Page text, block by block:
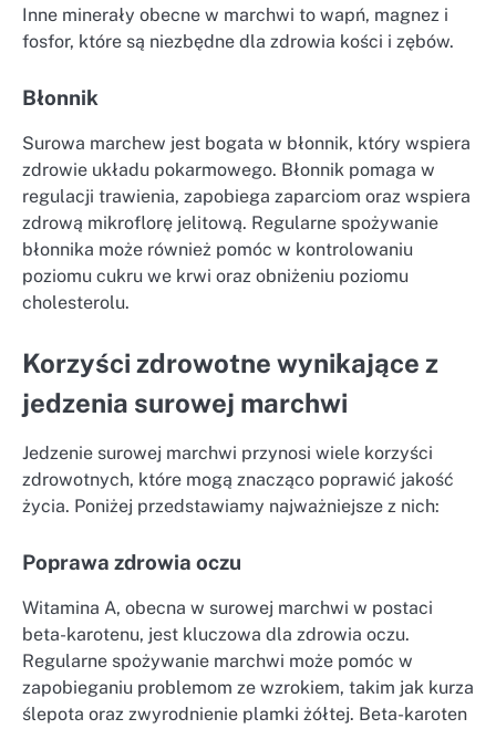
Inne minerały obecne w marchwi to wapń, magnez i
fosfor, które są niezbędne dla zdrowia kości i zębów.
Błonnik
Surowa marchew jest bogata w błonnik, który wspiera
zdrowie układu pokarmowego. Błonnik pomaga w
regulacji trawienia, zapobiega zaparciom oraz wspiera
zdrową mikroflorę jelitową. Regularne spożywanie
błonnika może również pomóc w kontrolowaniu
poziomu cukru we krwi oraz obniżeniu poziomu
cholesterolu.
Korzyści zdrowotne wynikające z
jedzenia surowej marchwi
Jedzenie surowej marchwi przynosi wiele korzyści
zdrowotnych, które mogą znacząco poprawić jakość
życia. Poniżej przedstawiamy najważniejsze z nich:
Poprawa zdrowia oczu
Witamina A, obecna w surowej marchwi w postaci
beta-karotenu, jest kluczowa dla zdrowia oczu.
Regularne spożywanie marchwi może pomóc w
zapobieganiu problemom ze wzrokiem, takim jak kurza
ślepota oraz zwyrodnienie plamki żółtej. Beta-karoten